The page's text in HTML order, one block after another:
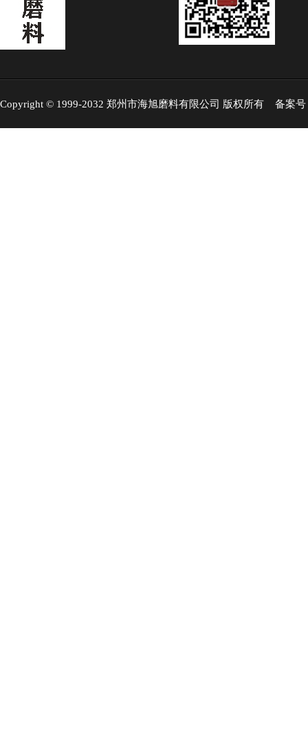
Copyright © 1999-2032 郑州市海旭磨料有限公司 版权所有 备案号